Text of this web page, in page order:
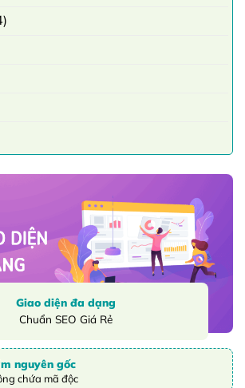
Giao diện đa dạng
Chuẩn SEO Giá Rẻ
nguyên gốc
chứa mã độc